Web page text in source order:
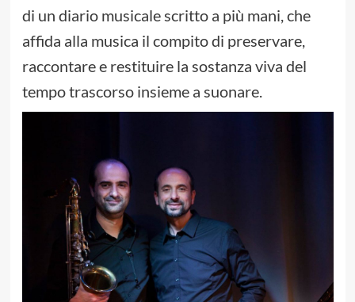
di un diario musicale scritto a più mani, che
affida alla musica il compito di preservare,
raccontare e restituire la sostanza viva del
tempo trascorso insieme a suonare.